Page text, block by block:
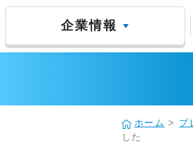
企業情報
ホーム > プ
した